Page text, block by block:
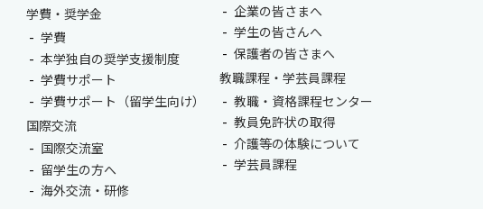
学費・奨学金
学費
本学独自の奨学支援制度
学費サポート
学費サポート（留学生向け）
国際交流
国際交流室
留学生の方へ
海外交流・研修
企業の皆さまへ
学生の皆さんへ
保護者の皆さまへ
教職課程・学芸員課程
教職・資格課程センター
教員免許状の取得
介護等の体験について
学芸員課程